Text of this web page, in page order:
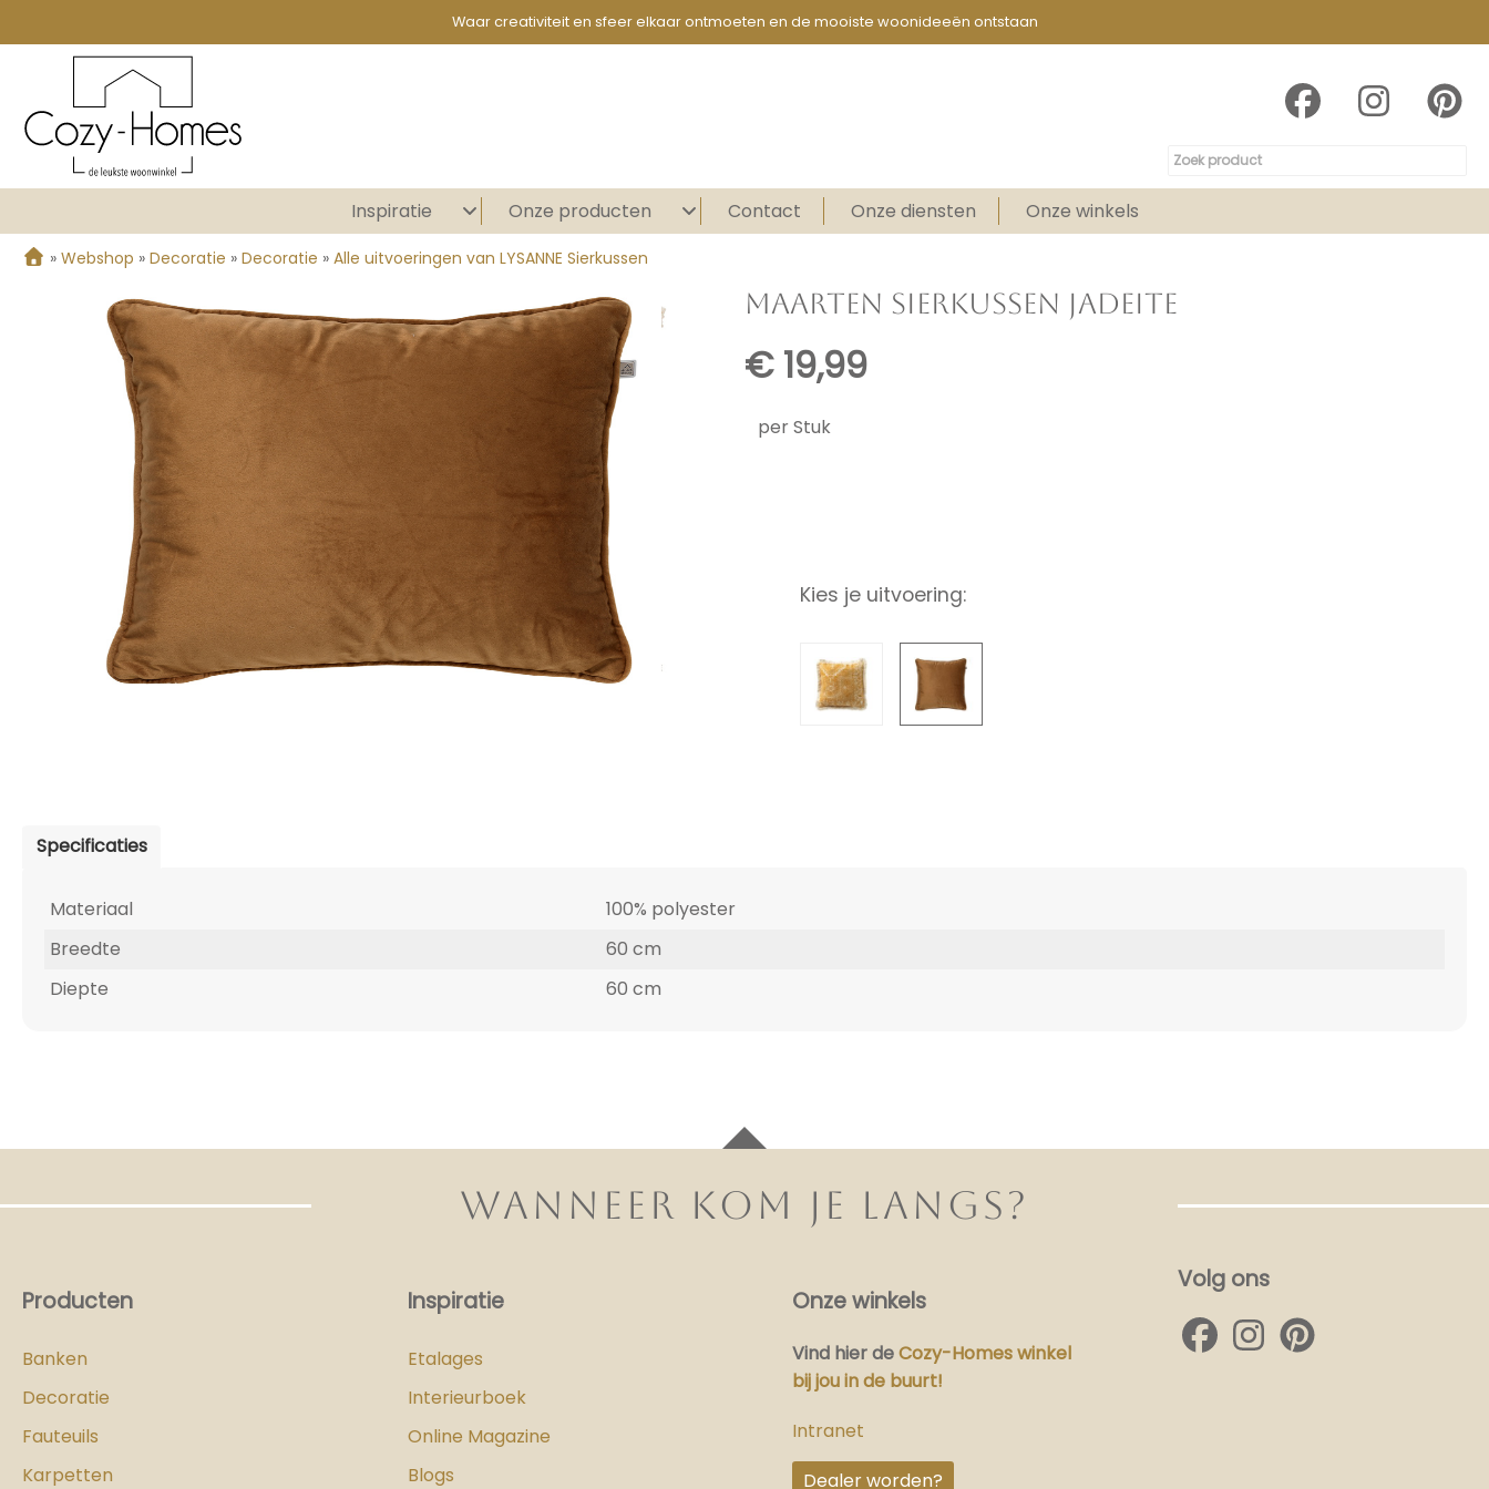
Waar creativiteit en sfeer elkaar ontmoeten en de mooiste woonideeën ontstaan
Inspiratie Onze producten Contact Onze diensten Onze winkels
» Webshop » Decoratie » Decoratie » Alle uitvoeringen van LYSANNE Sierkussen
MAARTEN SIERKUSSEN JADEITE
€ 19,99
per Stuk
Kies je uitvoering:
Specificaties
Materiaal
100% polyester
Breedte
60 cm
Diepte
60 cm
WANNEER KOM JE LANGS?
Producten
Banken
Decoratie
Fauteuils
Karpetten
Inspiratie
Etalages
Interieurboek
Online Magazine
Blogs
Onze winkels
Vind hierdeCozy-Homes winkel
bij jou in de buurt!
Intranet
Dealer worden?
Volg ons